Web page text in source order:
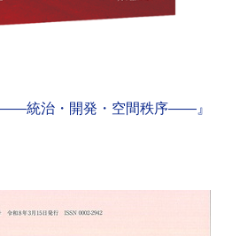
――統治・開発・空間秩序――』